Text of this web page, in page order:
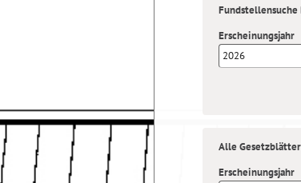
Fundstellensuche
Erscheinungsjahr
2026
Alle
Erscheinungsjahr